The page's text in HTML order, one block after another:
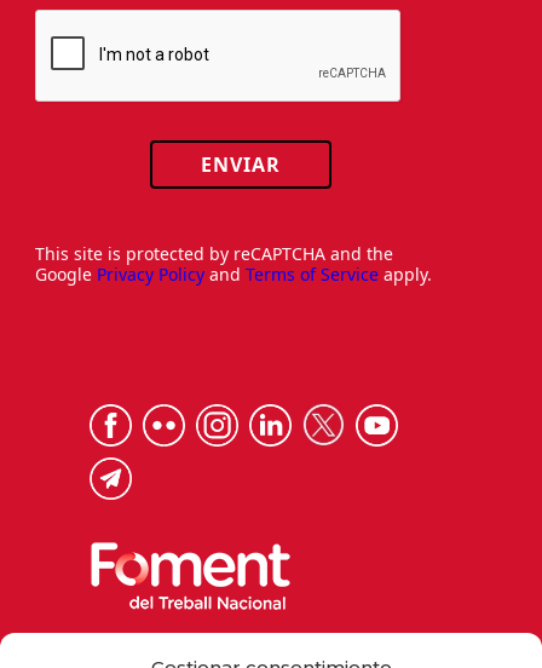
ENVIAR
This site is protected by reCAPTCHA and the
Google Privacy Policy and Terms of Service apply.